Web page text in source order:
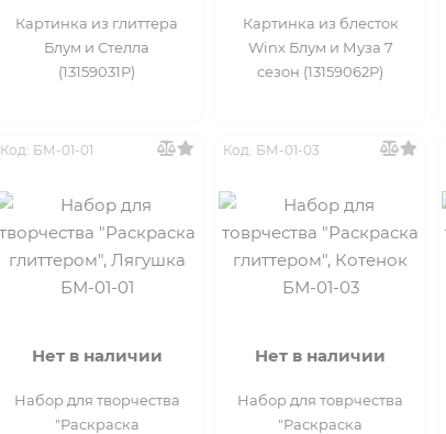
Картинка из глиттера
Блум и Стелла
(13159031Р)
Картинка из блесток
Winx Блум и Муза 7
сезон (13159062Р)
Код: БМ-01-01
Нет в наличии
Набор для творчества
"Раскраска
Код: БМ-01-03
Нет в наличии
Набор для товрчества
"Раскраска